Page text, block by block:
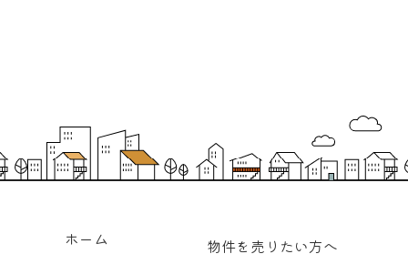
ホーム 物件を売りたい方へ